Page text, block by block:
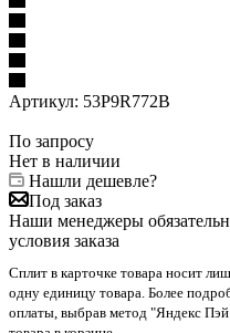
Артикул: 53P9R772B
По запросу
Нет в наличии
Нашли дешевле?
Под заказ
Наши менеджеры
условия заказа
Сплит в карточке товара носит
одну единицу товара. Более
оплаты, выбрав метод "Яндекс